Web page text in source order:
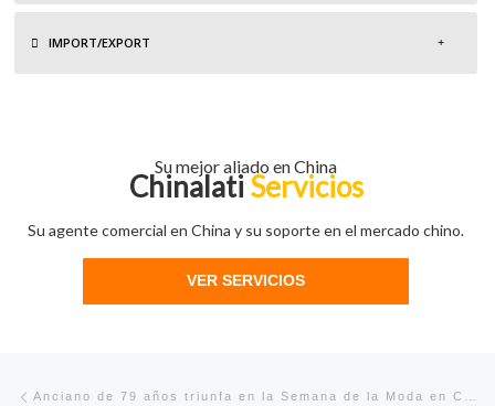
IMPORT/EXPORT
Su mejor aliado en China
Chinalati Servicios
Su agente comercial en China y su soporte en el mercado chino.
VER SERVICIOS
Navegación de entradas Anciano de 79 años triunfa en la Semana de la Moda en China